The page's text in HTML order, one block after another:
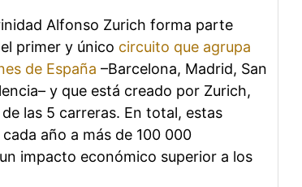
Alfonso Zurich forma parte
primer y único circuito que agrupa
de España –Barcelona, Madrid, San
y que está creado por Zurich,
las 5 carreras. En total, estas
año a más de 100 000
impacto económico superior a los